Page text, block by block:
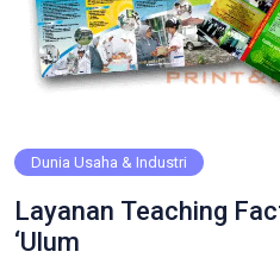
Dunia Usaha & Industri
Layanan Teaching
‘Ulum